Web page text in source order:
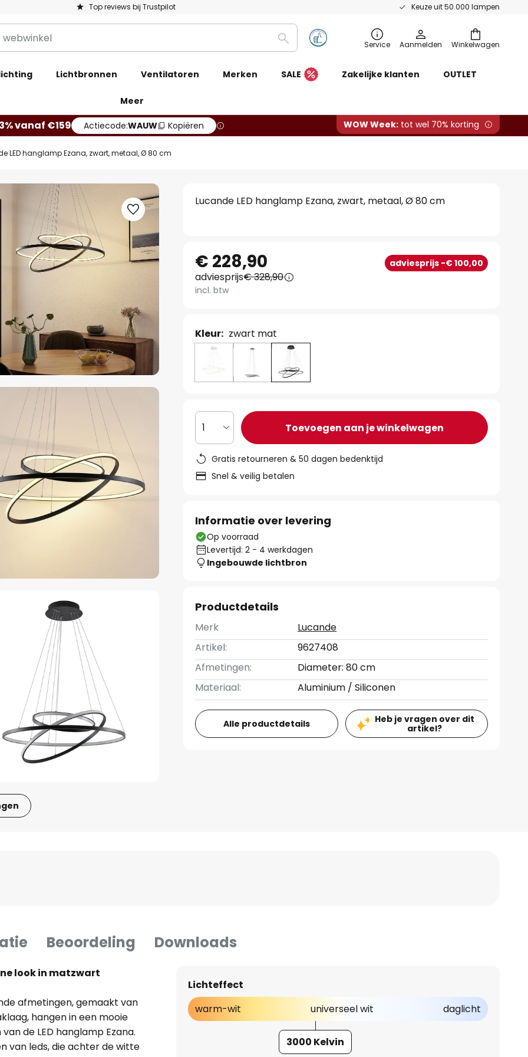
Top reviews bij Trustpilot Keuze uit 50.000 lampen
Winkelwagen
Zoeken Service Aanmelden
Lichtbronnen Ventilatoren Merken SALE Zakelijke klanten OUTLET
Meer
vanaf €159 Actiecode:WAUW Kopiëren WOW Week: tot wel 70% korting
LED hanglamp Ezana, zwart, metaal, Ø 80 cm
Lucande LED hanglamp Ezana, zwart, metaal, Ø 80 cm
€ 228,90 adviesprijs -€ 100,00
adviesprijs€ 328,90
incl. btw
Kleur: zwart mat
1 Toevoegen aan je winkelwagen
Gratis retourneren & 50 dagen bedenktijd
Snel & veilig betalen
Informatie over levering
Op voorraad
Levertijd: 2 - 4 werkdagen
Ingebouwde lichtbron
Productdetails
Merk
Lucande
Artikel:
9627408
Afmetingen:
Diameter: 80 cm
Materiaal:
Aluminium / Siliconen
Alle productdetails
Heb je vragen over dit
artikel?
Beoordeling Downloads
look in matzwart
afmetingen, gemaakt van
hangen in een mooie
de LED hanglamp Ezana.
van leds, die achter de witte
Lichteffect
warm-wit
universeel wit daglicht
3000 Kelvin